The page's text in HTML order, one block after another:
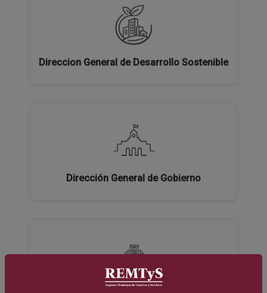
Direccion General de Desarrollo Sostenible
Dirección General de Gobierno